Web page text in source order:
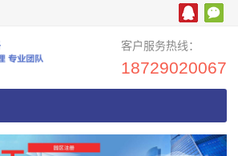
客户服务热线：
18729020067